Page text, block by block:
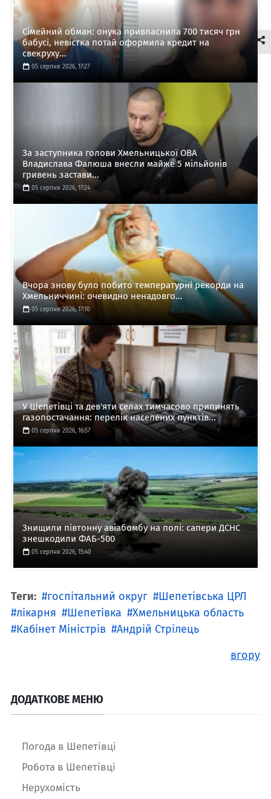
Сімейний обман: онука привласнила 700 тисяч грн
бабусі, невістка потай оформила кредит на
свекруху...
05 серпня 2026, 17:27
За заступника голови Хмельницької ОВА
Владислава Фалюша внесли майже 5 мільйонів
гривень застави...
05 серпня 2026, 17:24
Вчора знову було побито температурні рекорди на
Хмельниччині: очевидно ненадовго...
05 серпня 2026, 17:10
У Шепетівці та дев'яти селах тимчасово припинять
газопостачання: перелік населених пунктів...
05 серпня 2026, 16:57
Знищили півтонну авіабомбу на полі: сапери ДСНС
знешкодили ФАБ-500
05 серпня 2026, 15:40
Теги: госпітальний округ
Шепетівська ЦРЛ
лікарня
Шепетівка
Хмельницька область
Кабінет Міністрів
Андрій Стрілець
вгору
ДОДАТКОВЕ МЕНЮ
Погода в Шепетівці
Робота в Шепетівці
Нерухомість